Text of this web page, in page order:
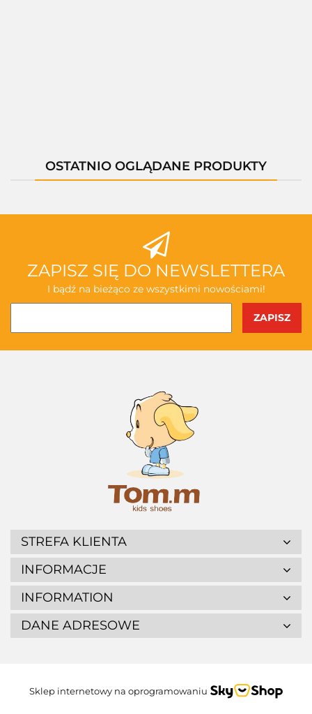
OSTATNIO OGLĄDANE PRODUKTY
ZAPISZ SIĘ DO NEWSLETTERA
I bądź na bieżąco ze wszystkimi nowościami!
STREFA KLIENTA
INFORMACJE
INFORMATION
DANE ADRESOWE
Sklep internetowy na oprogramowaniu